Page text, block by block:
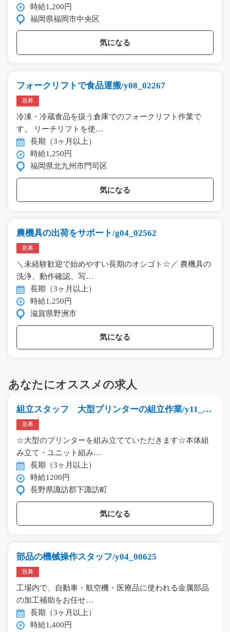
時給1,200円
福岡県福岡市中央区
気になる
フォークリフトで食品運搬/y08_02267
急募
冷凍・冷蔵食品を扱う倉庫でのフォークリフト作業で
す。 リーチリフトを使…
長期（3ヶ月以上）
時給1,250円
福岡県北九州市門司区
気になる
農機具の出荷をサポート/g04_02562
急募
＼未経験歓迎で始めやすい長期のオシゴト☆／ 農機具の
洗浄、動作確認、写…
長期（3ヶ月以上）
時給1,250円
滋賀県野洲市
気になる
あなたにオススメの求人
組立スタッフ 大型プリンターの組立作業/y11_00
349
急募
☆大型のプリンターを組み立てていただきます☆本体組
み立て・ユニット組み…
長期（3ヶ月以上）
時給1200円
長野県諏訪郡下諏訪町
気になる
部品の機械操作スタッフ/y04_00625
急募
工場内で、自動車・航空機・医療品に使われる金属部品
の加工補助をお任せ…
長期（3ヶ月以上）
時給1,400円